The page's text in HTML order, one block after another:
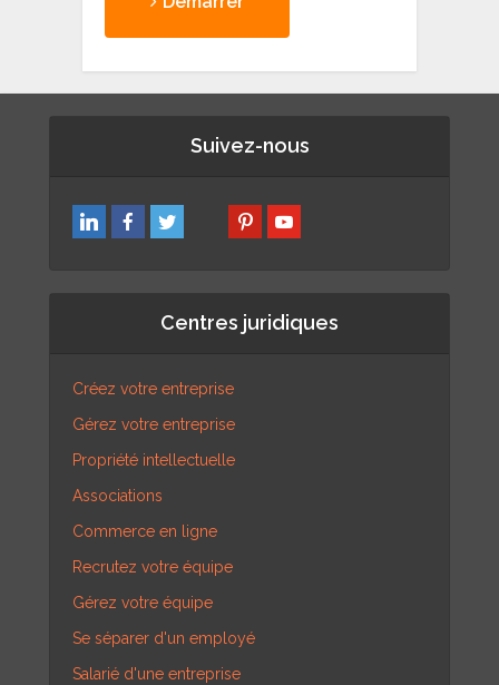
Suivez-nous
Centres juridiques
Créez votre entreprise
Gérez votre entreprise
Propriété intellectuelle
Associations
Commerce en ligne
Recrutez votre équipe
Gérez votre équipe
Se séparer d'un employé
Salarié d'une entreprise